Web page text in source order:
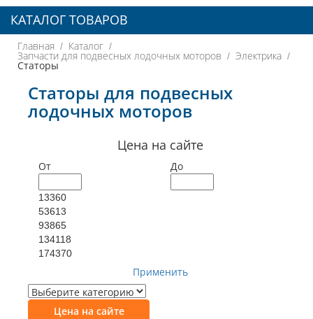
КАТАЛОГ ТОВАРОВ
Главная
Каталог
Запчасти для подвесных лодочных моторов
Электрика
Статоры
Статоры для подвесных
лодочных моторов
Цена на сайте
От До
13360
53613
93865
134118
174370
Применить
Цена на сайте